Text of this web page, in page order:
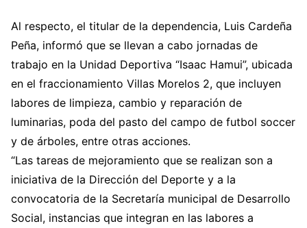
Al respecto, el titular de la dependencia, Luis Cardeña
Peña, informó que se llevan a cabo jornadas de
trabajo en la Unidad Deportiva “Isaac Hamui”, ubicada
en el fraccionamiento Villas Morelos 2, que incluyen
labores de limpieza, cambio y reparación de
luminarias, poda del pasto del campo de futbol soccer
y de árboles, entre otras acciones.
“Las tareas de mejoramiento que se realizan son a
iniciativa de la Dirección del Deporte y a la
convocatoria de la Secretaría municipal de Desarrollo
Social, instancias que integran en las labores a